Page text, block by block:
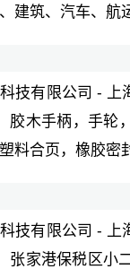
建筑、汽车、航
技有限公司 -
胶木手柄，手轮
料合页，橡胶密
技有限公司 -
张家港保税区小